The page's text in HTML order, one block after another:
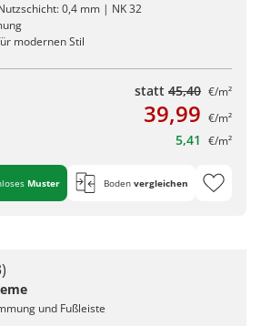
0,4 mm | NK 32
modernen Stil
statt 45,40 €/m²
39,99 €/m²
5,41 €/m²
Muster Boden vergleichen
und Fußleiste